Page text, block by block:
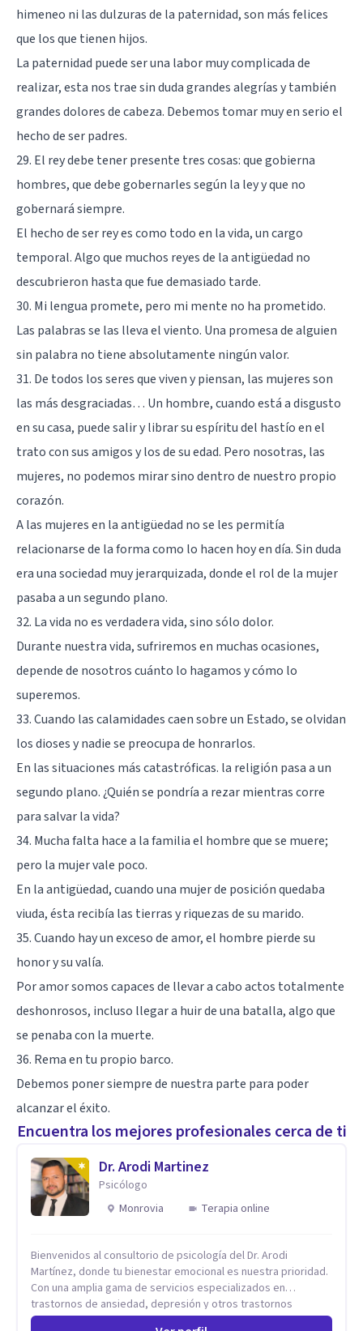
himeneo ni las dulzuras de la paternidad, son más felices
que los que tienen hijos.
La paternidad puede ser una labor muy complicada de
realizar, esta nos trae sin duda grandes alegrías y también
grandes dolores de cabeza. Debemos tomar muy en serio el
hecho de ser padres.
29. El rey debe tener presente tres cosas: que gobierna
hombres, que debe gobernarles según la ley y que no
gobernará siempre.
El hecho de ser rey es como todo en la vida, un cargo
temporal. Algo que muchos reyes de la antigüedad no
descubrieron hasta que fue demasiado tarde.
30. Mi lengua promete, pero mi mente no ha prometido.
Las palabras se las lleva el viento. Una promesa de alguien
sin palabra no tiene absolutamente ningún valor.
31. De todos los seres que viven y piensan, las mujeres son
las más desgraciadas… Un hombre, cuando está a disgusto
en su casa, puede salir y librar su espíritu del hastío en el
trato con sus amigos y los de su edad. Pero nosotras, las
mujeres, no podemos mirar sino dentro de nuestro propio
corazón.
A las mujeres en la antigüedad no se les permitía
relacionarse de la forma como lo hacen hoy en día. Sin duda
era una sociedad muy jerarquizada, donde el rol de la mujer
pasaba a un segundo plano.
32. La vida no es verdadera vida, sino sólo dolor.
Durante nuestra vida, sufriremos en muchas ocasiones,
depende de nosotros cuánto lo hagamos y cómo lo
superemos.
33. Cuando las calamidades caen sobre un Estado, se olvidan
los dioses y nadie se preocupa de honrarlos.
En las situaciones más catastróficas. la religión pasa a un
segundo plano. ¿Quién se pondría a rezar mientras corre
para salvar la vida?
34. Mucha falta hace a la familia el hombre que se muere;
pero la mujer vale poco.
En la antigüedad, cuando una mujer de posición quedaba
viuda, ésta recibía las tierras y riquezas de su marido.
35. Cuando hay un exceso de amor, el hombre pierde su
honor y su valía.
Por amor somos capaces de llevar a cabo actos totalmente
deshonrosos, incluso llegar a huir de una batalla, algo que
se penaba con la muerte.
36. Rema en tu propio barco.
Debemos poner siempre de nuestra parte para poder
alcanzar el éxito.
Encuentra los mejores profesionales cerca de ti
Dr. Arodi Martinez
Psicólogo
Monrovia
Terapia online
Bienvenidos al consultorio de psicología del Dr. Arodi
Martínez, donde tu bienestar emocional es nuestra prioridad.
Con una amplia gama de servicios especializados en
trastornos de ansiedad, depresión y otros trastornos
emocionales, estamos dedicados a ofrecerte el mejor